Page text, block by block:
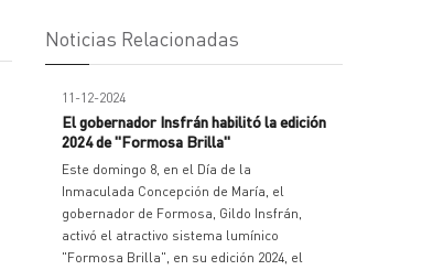
Noticias Relacionadas
11-12-2024
El gobernador Insfrán habilitó la edición
2024 de "Formosa Brilla"
Este domingo 8, en el Día de la
Inmaculada Concepción de María, el
gobernador de Formosa, Gildo Insfrán,
activó el atractivo sistema lumínico
"Formosa Brilla", en su edición 2024, el